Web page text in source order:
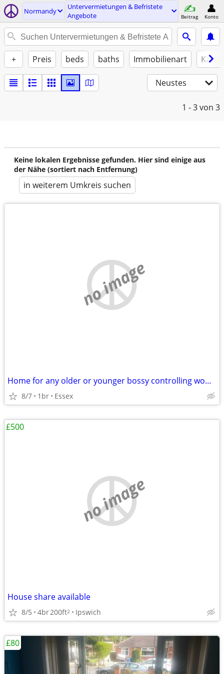
Normandy
Untervermietungen & Befristete
Angebote
Beitrag Konto
+ Preis beds baths Immobilienart
Neustes
1 - 3von 3
Keine lokalen Ergebnisse gefunden. Hier sind einige aus
der Nähe (sortiert nach Entfernung)
in weiterem Umkreis suchen
no image
Home for any older or younger bossy controlling women
8/7 1br Essex
no image
House share available
8/5 4br200ft2 Ipswich
£500
£80